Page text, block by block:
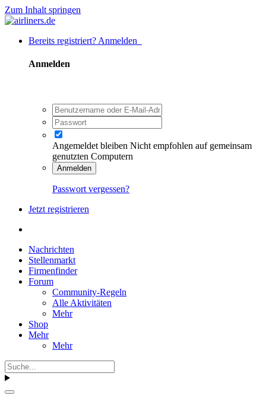
Zum Inhalt springen
Bereits registriert? Anmelden
Anmelden
Angemeldet bleiben Nicht empfohlen auf gemeinsam
genutzten Computern
Anmelden
Passwort vergessen?
Jetzt registrieren
Nachrichten
Stellenmarkt
Firmenfinder
Forum
Community-Regeln
Alle Aktivitäten
Mehr
Shop
Mehr
Mehr